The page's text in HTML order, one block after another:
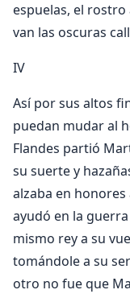
espuelas, el
van las oscuras
IV
Así por sus altos
puedan mudar al
Flandes partió
su suerte y
alzaba en
ayudó en la
mismo rey a su
tomándole a su
otro no fue que